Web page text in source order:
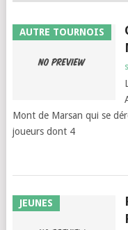
AUTRE TOURNOIS
Mont de Marsan qui se
joueurs dont 4
JEUNES